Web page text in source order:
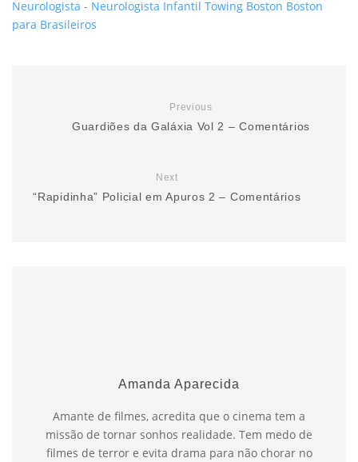
Neurologista - Neurologista Infantil Towing Boston Boston
para Brasileiros
Previous
Guardiões da Galáxia Vol 2 – Comentários
Next
“Rapidinha” Policial em Apuros 2 – Comentários
Amanda Aparecida
Amante de filmes, acredita que o cinema tem a
missão de tornar sonhos realidade. Tem medo de
filmes de terror e evita drama para não chorar no